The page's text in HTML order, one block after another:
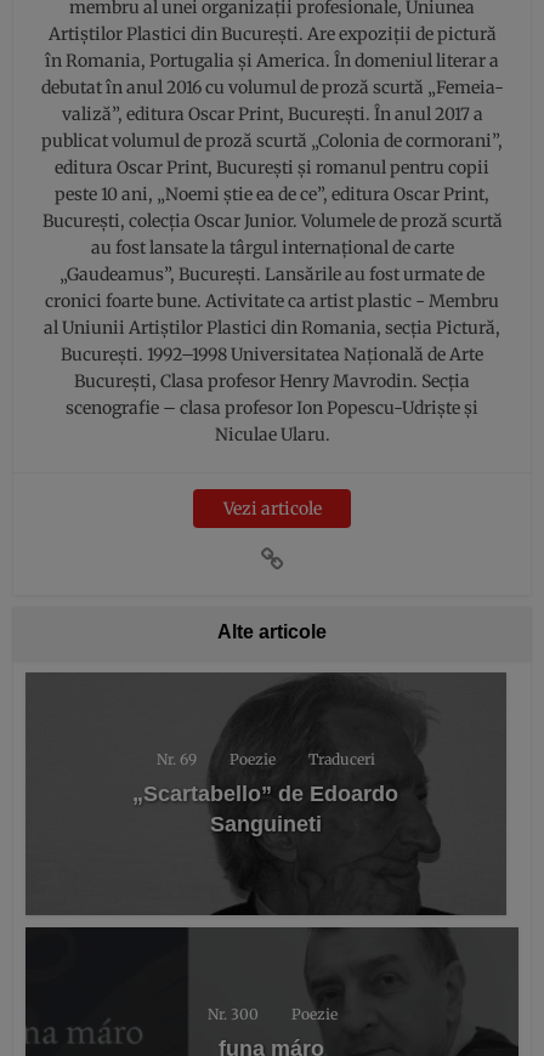
membru al unei organizații profesionale, Uniunea
Artiștilor Plastici din București. Are expoziții de pictură
în Romania, Portugalia și America. În domeniul literar a
debutat în anul 2016 cu volumul de proză scurtă „Femeia-
valiză”, editura Oscar Print, București. În anul 2017 a
publicat volumul de proză scurtă „Colonia de cormorani”,
editura Oscar Print, București și romanul pentru copii
peste 10 ani, „Noemi știe ea de ce”, editura Oscar Print,
București, colecția Oscar Junior. Volumele de proză scurtă
au fost lansate la târgul internațional de carte
„Gaudeamus”, București. Lansările au fost urmate de
cronici foarte bune. Activitate ca artist plastic - Membru
al Uniunii Artiștilor Plastici din Romania, secția Pictură,
București. 1992–1998 Universitatea Națională de Arte
București, Clasa profesor Henry Mavrodin. Secția
scenografie – clasa profesor Ion Popescu-Udriște și
Niculae Ularu.
Vezi articole
Alte articole
Nr. 69 Poezie Traduceri
„Scartabello” de Edoardo
Sanguineti
Nr. 300 Poezie
funa máro